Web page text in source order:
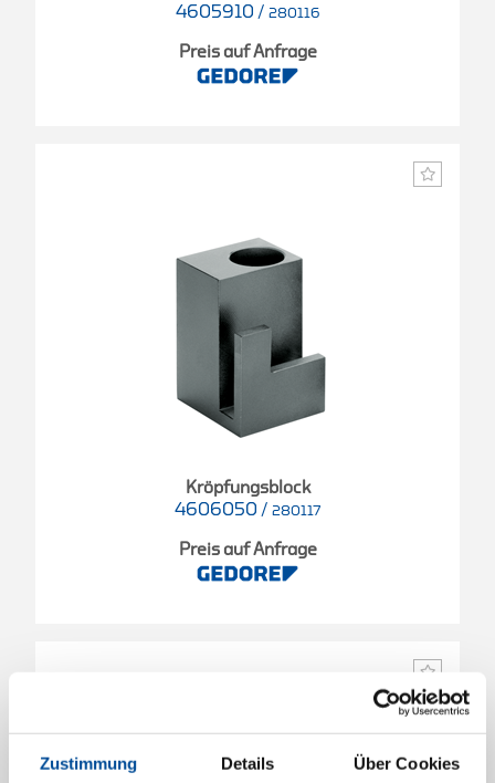
Zustimmung Details Über Cookies
4605910 / 280116
Preis auf Anfrage
Kröpfungsblock
4606050 / 280117
Preis auf Anfrage